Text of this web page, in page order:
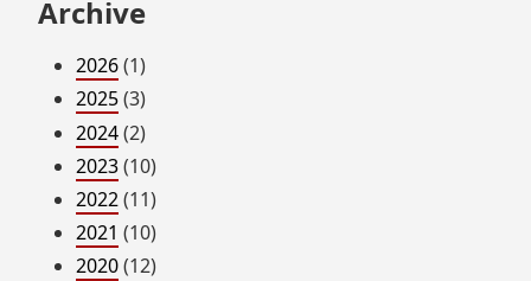
Archive
2026(1)
2025(3)
2024(2)
2023(10)
2022(11)
2021 (10)
2020(12)